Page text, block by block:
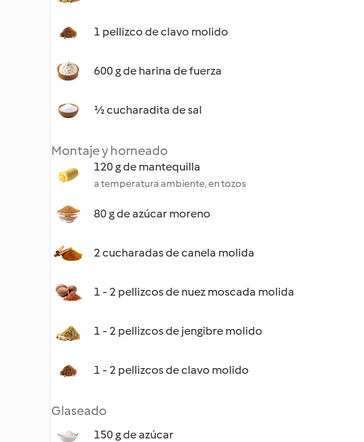
1 pellizco de clavo molido
600 g de harina de fuerza
½ cucharadita de sal
Montaje y horneado
120 g de mantequilla
a temperatura ambiente, en tozos
80 g de azúcar moreno
2 cucharadas de canela molida
1 - 2 pellizcos de nuez moscada molida
1 - 2 pellizcos de jengibre molido
1 - 2 pellizcos de clavo molido
Glaseado
150 g de azúcar